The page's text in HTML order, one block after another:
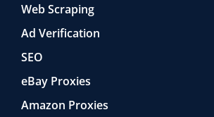
Web Scraping
Ad Verification
SEO
eBay Proxies
Amazon Proxies